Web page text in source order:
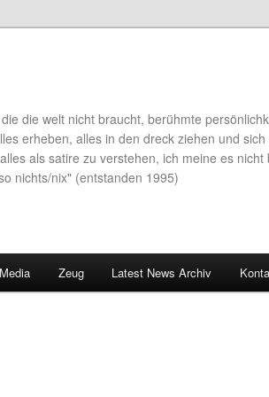
die welt nicht braucht, berühmte
erheben, alles in den dreck ziehen und
als satire zu verstehen, ich meine es nicht
nichts/nix" (entstanden 1995)
Zeug Latest News Archiv